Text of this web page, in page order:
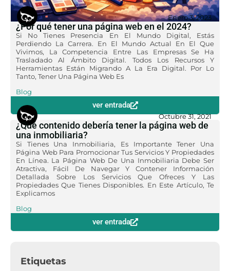
Enero 3, 2023
¿Por qué tener una página web en el 2024?
Si No Tienes Presencia En El Mundo Digital, Estás
Perdiendo La Carrera. En El Mundo Actual En El Que
Vivimos, La Competencia Entre Las Empresas Se Ha
Trasladado Al Ámbito Digital. Todos Los Recursos Y
Herramientas Están Migrando A La Era Digital. Por Lo
Tanto, Tener Una Página Web Es
Blog
ver entrada
Octubre 31, 2021
¿Qué contenido debería tener la página web de
una inmobiliaria?
Si Tienes Una Inmobiliaria, Es Importante Tener Una
Página Web Para Promocionar Tus Servicios Y Propiedades
En Línea. La Página Web De Una Inmobiliaria Debe Ser
Atractiva, Fácil De Navegar Y Contener Información
Detallada Sobre Los Servicios Que Ofreces Y Las
Propiedades Que Tienes Disponibles. En Este Artículo, Te
Explicamos
Blog
ver entrada
Etiquetas